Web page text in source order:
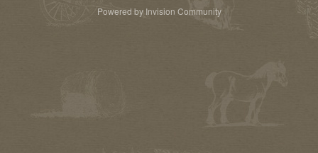
Powered by Invision Community